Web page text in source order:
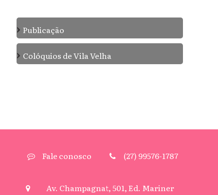
› Publicação
› Colóquios de Vila Velha
Fale conosco (27) 99576-1787
Av. Champagnat, 501, Ed. Mariner